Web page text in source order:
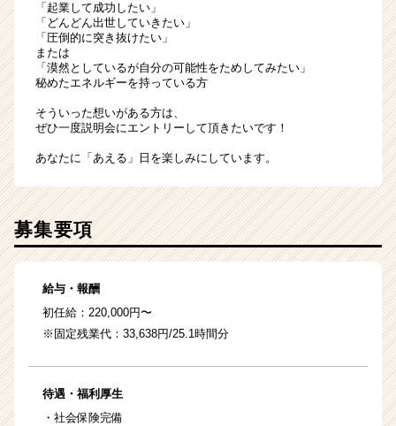
「起業して成功したい」
「どんどん出世していきたい」
「圧倒的に突き抜けたい」
または
「漠然としているが自分の可能性をためしてみたい」
秘めたエネルギーを持っている方
そういった想いがある方は、
ぜひ一度説明会にエントリーして頂きたいです！
あなたに「あえる」日を楽しみにしています。
募集要項
給与・報酬
初任給：220,000円〜
※固定残業代：33,638円/25.1時間分
待遇・福利厚生
・社会保険完備